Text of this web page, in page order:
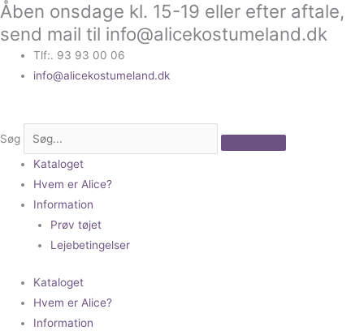
Gå
til
indholdet
Åben onsdage kl. 15-19 eller efter aftale,
send mail til info@alicekostumeland.dk
Tlf:. 93 93 00 06
info@alicekostumeland.dk
Søg
Kataloget
Hvem er Alice?
Information
Prøv tøjet
Lejebetingelser
Kataloget
Hvem er Alice?
Information